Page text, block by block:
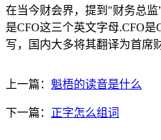
在当今财会界，提到"财务总
是CFO这三个英文字母.CFO是
写，国内大多将其翻译为首席
上一篇： 魁梧的读音是什么
下一篇： 正字怎么组词